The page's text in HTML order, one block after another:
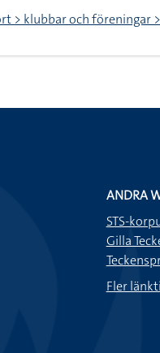
> klubbar och föreningar
ANDRA
STS-
Gilla
Fler